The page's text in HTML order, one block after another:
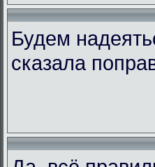
Будем
сказала